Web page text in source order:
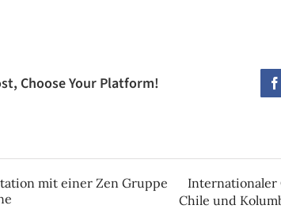
Choose Your Platform!
mit einer Zen Gruppe
Internationaler
Chile und